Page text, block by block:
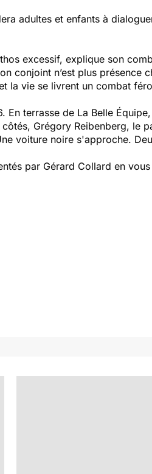
adultes et enfants à
excessif, explique son
conjoint n’est plus présence
la vie se livrent un combat
En terrasse de La Belle
Grégory Reibenberg, le
voiture noire s'approche.
par Gérard Collard en